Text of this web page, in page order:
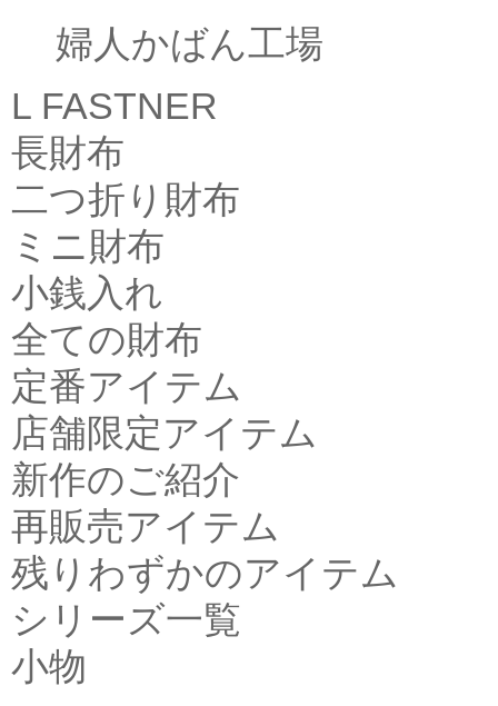
婦人かばん工場
L FASTNER
長財布
二つ折り財布
ミニ財布
小銭入れ
全ての財布
定番アイテム
店舗限定アイテム
新作のご紹介
再販売アイテム
残りわずかのアイテム
シリーズ一覧
小物